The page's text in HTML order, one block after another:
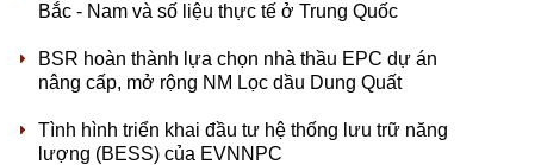
Bắc - Nam và số liệu thực tế ở Trung Quốc
BSR hoàn thành lựa chọn nhà thầu EPC dự án
nâng cấp, mở rộng NM Lọc dầu Dung Quất
Tình hình triển khai đầu tư hệ thống lưu trữ năng
lượng (BESS) của EVNNPC